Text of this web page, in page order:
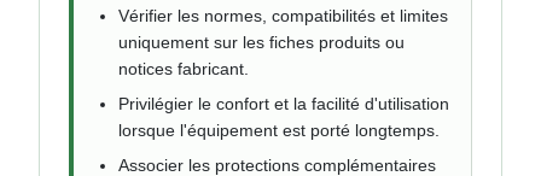
Vérifier les normes, compatibilités et limites
uniquement sur les fiches produits ou
notices fabricant.
Privilégier le confort et la facilité d'utilisation
lorsque l'équipement est porté longtemps.
Associer les protections complémentaires